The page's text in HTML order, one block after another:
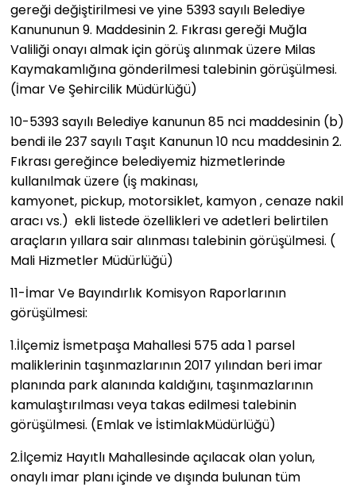
gereği değiştirilmesi ve yine 5393 sayılı Belediye
Kanununun 9. Maddesinin 2. Fıkrası gereği Muğla
Valiliği onayı almak için görüş alınmak üzere Milas
Kaymakamlığına gönderilmesi talebinin görüşülmesi.
(İmar Ve Şehircilik Müdürlüğü)
10-​5393 sayılı Belediye kanunun 85 nci maddesinin (b)
bendi ile 237 sayılı Taşıt Kanunun 10 ncu maddesinin 2.
Fıkrası gereğince belediyemiz hizmetlerinde
kullanılmak üzere (iş makinası,
kamyonet, pickup, motorsiklet, kamyon , cenaze nakil
aracı vs.) ekli listede özellikleri ve adetleri belirtilen
araçların yıllara sair alınması talebinin görüşülmesi. (
Mali Hizmetler Müdürlüğü)
11-​İmar Ve Bayındırlık Komisyon Raporlarının
görüşülmesi:
1.​İlçemiz İsmetpaşa Mahallesi 575 ada 1 parsel
maliklerinin taşınmazlarının 2017 yılından beri imar
planında park alanında kaldığını, taşınmazlarının
kamulaştırılması veya takas edilmesi talebinin
görüşülmesi. (Emlak ve İstimlakMüdürlüğü)
2.​İlçemiz Hayıtlı Mahallesinde açılacak olan yolun,
onaylı imar planı içinde ve dışında bulunan tüm